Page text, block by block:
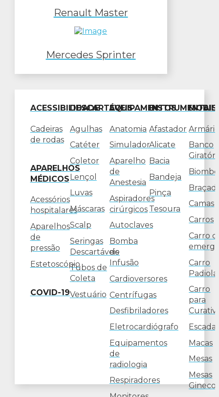
Renault Master
Mercedes Sprinter
ACESSIBILIDADE
Cadeiras
de rodas
APARELHOS
MÉDICOS
Acessórios
hospitalares
Aparelhos
de
pressão
Estetoscópio
COVID-19
DESCARTÁVEIS
Agulhas
Catéter
Coletor
Lençol
Luvas
Máscaras
Scalp
Seringas
Descartáveis
Tubos de
Coleta
Vestuário
EQUIPAMENTOS
Anatomia
Simulador
Aparelho
de
Anestesia
Aspiradores
cirúrgicos
Autoclaves
Bomba
de
Infusão
Cardioversores
Centrífugas
Desfibriladores
Eletrocardiógrafo
Equipamentos
de
radiologia
Respiradores
INSTRUMENTAIS
Afastador
Alicate
Bacia
Bandeja
Pinça
Tesoura
Banco
Camas
Carros
Carro
Carro
Padiola
Carro
para
Macas
Mesas
Mesas